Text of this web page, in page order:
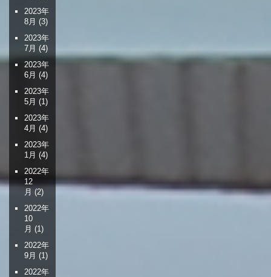
2023年
8月 (3)
2023年
7月 (4)
2023年
6月 (4)
2023年
5月 (1)
2023年
4月 (4)
2023年
1月 (4)
2022年
12
月 (2)
2022年
10
月 (1)
2022年
9月 (1)
2022年